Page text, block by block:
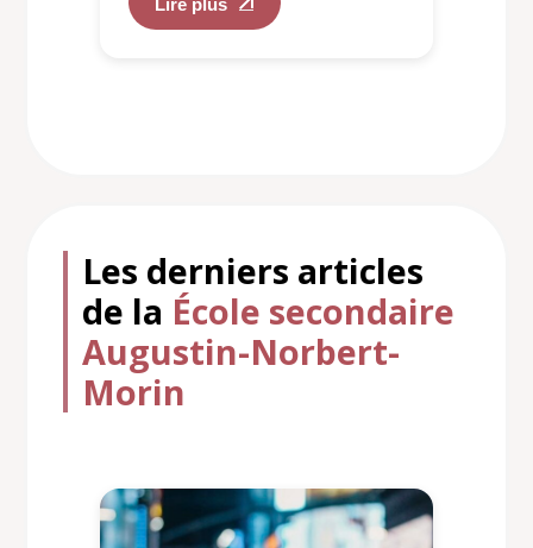
Lire plus
Les derniers articles
de la École secondaire
Augustin-Norbert-
Morin